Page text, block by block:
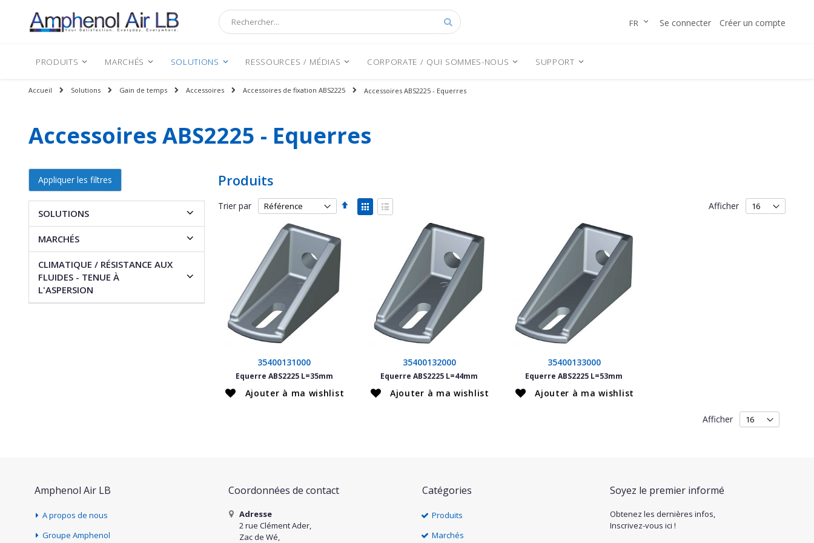
Rechercher
Allez
LANGUE
FR Se connecter Créer un compte
PRODUITS MARCHÉS SOLUTIONS RESSOURCES / MÉDIAS CORPORATE / QUI SOMMES-NOUS SUPPORT
Accueil Solutions Gain de temps Accessoires Accessoires de fixation ABS2225 Accessoires ABS2225 - Equerres
Accessoires ABS2225 - Equerres
Produits
Trier par
Par
ordre
Afficher
en
Afficher
35400131000
Equerre ABS2225 L=35mm
Ajouter à ma wishlist
35400132000
Equerre ABS2225 L=44mm
Ajouter à ma wishlist
35400133000
Equerre ABS2225 L=53mm
Ajouter à ma wishlist
Afficher
Appliquer les filtres
SOLUTIONS
MARCHÉS
CLIMATIQUE / RÉSISTANCE AUX
FLUIDES - TENUE À
L'ASPERSION
Amphenol Air LB
A propos de nous
Groupe Amphenol
Coordonnées de contact
Adresse
2 rue Clément Ader,
Zac de Wé,
Catégories
Produits
Marchés
Soyez le premier informé
Obtenez les dernières infos,
Inscrivez-vous ici !